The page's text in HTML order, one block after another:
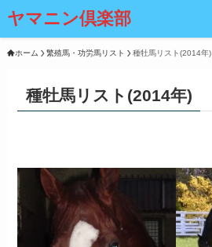
ヤマニン倶楽部
ホーム 繁殖馬・功労馬リスト 種牡馬リスト(2014年)
種牡馬リスト(2014年)